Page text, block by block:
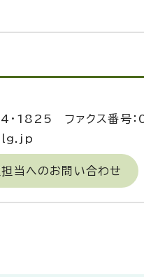
・1825 ファクス番
当へのお問い合わせ